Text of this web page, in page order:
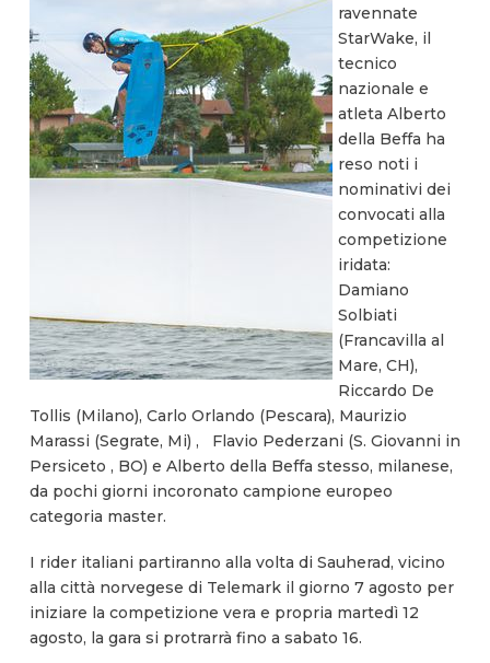
ravennate
StarWake, il
tecnico
nazionale e
atleta Alberto
della Beffa ha
reso noti i
nominativi dei
convocati alla
competizione
iridata:
Damiano
Solbiati
(Francavilla al
Mare, CH),
Riccardo De
Tollis (Milano), Carlo Orlando (Pescara), Maurizio
Marassi (Segrate, Mi) , Flavio Pederzani (S. Giovanni in
Persiceto , BO) e Alberto della Beffa stesso, milanese,
da pochi giorni incoronato campione europeo
categoria master.
I rider italiani partiranno alla volta di Sauherad, vicino
alla città norvegese di Telemark il giorno 7 agosto per
iniziare la competizione vera e propria martedì 12
agosto, la gara si protrarrà fino a sabato 16.